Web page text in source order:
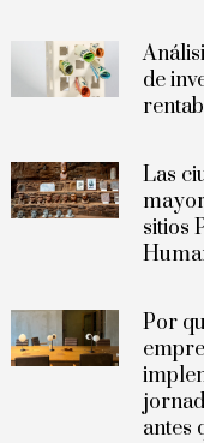
de
Las
sitios
Por
antes